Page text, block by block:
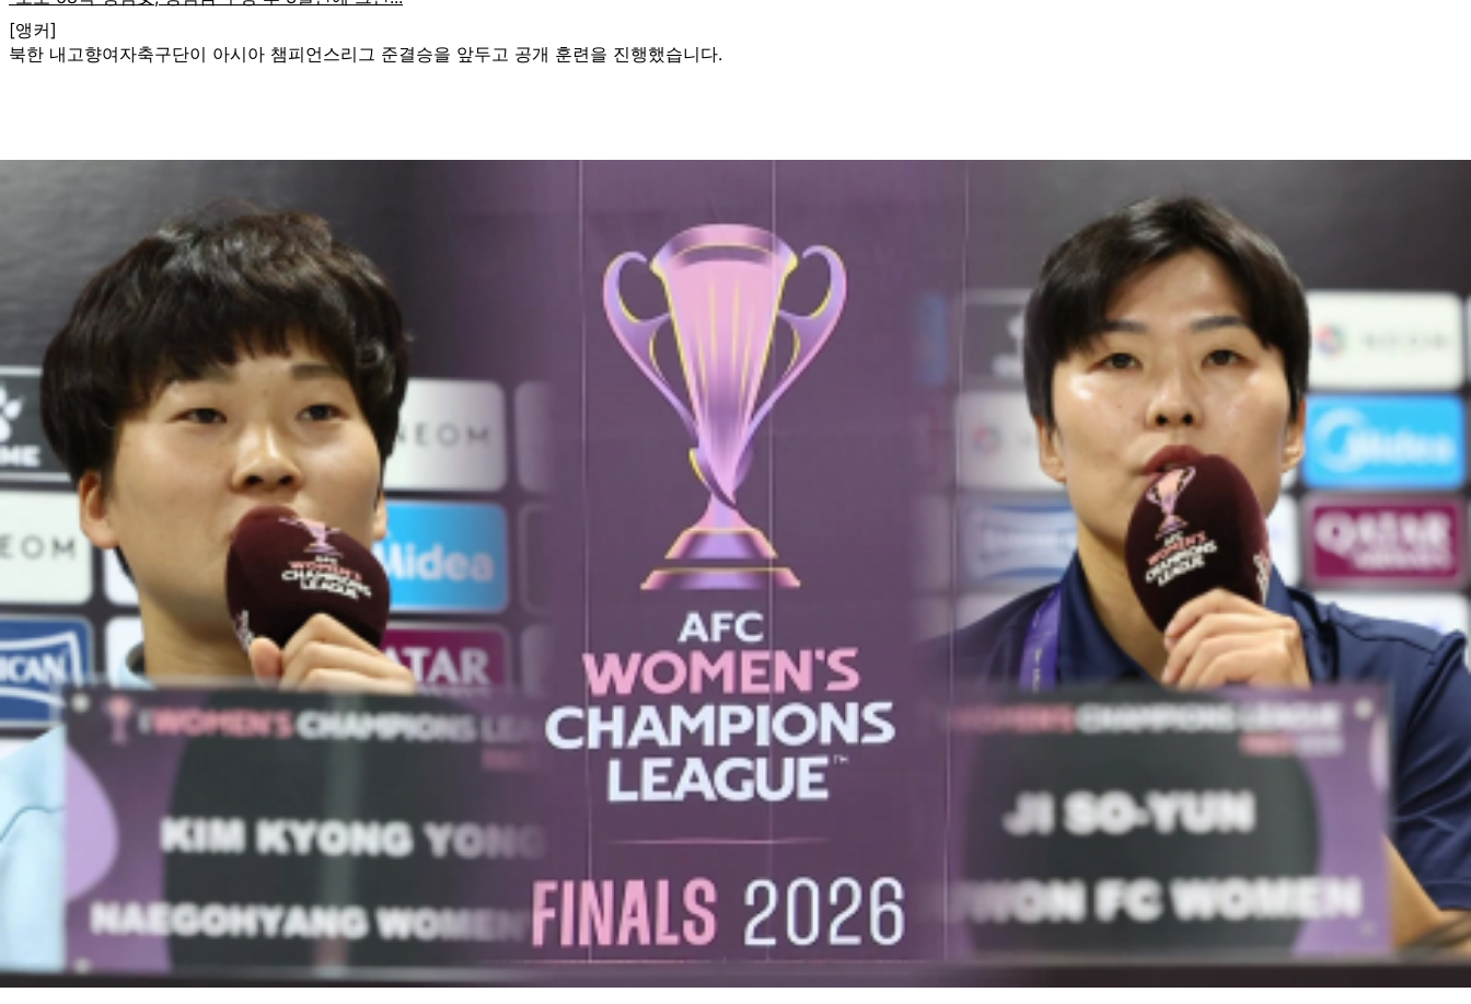
[앵커]
북한 내고향여자축구단이 아시아 챔피언스리그 준결승을 앞두고 공개 훈련을 진행했습니다.
기자회견을 통해선 오직 경기에만 집중하겠다고 밝혔는데, 상대인 수원FC 위민도 물러서지 않겠다는 각오입니다.
이대건 기자입니다.
[기자]
수원FC위민과 준결승을 앞둔 북한 내고향여자축구단이 공개 훈련을 진행했습니다.
국내외 많은 언론이 지켜보는 가운데 북한 선수들이 몸을 풀고 공을 주고받습니다.
북한 여자 축구 선수들이 우리나라에서 훈련하는 걸 공개한 건 12년 만이고, 북한 선수로는 8년 만입니다.
AFC 주관 공식 기자회견에도 참석했습니다.
많은 응원단이 올 것으로 예상되는데, 이에 개의치 않고 오직 경기에만 집중하겠다는 입장입니다.
[리유일 / 북한 내고향여자축구단 감독 : 응원단 문제는 저는 감독으로서 또 우리 팀 선수들이 상관할 문제는 아닙니다. 오직 경기에만 집중하겠습니다.]
[김경영 / 북한 내고향여자축구단 선수 : 인민들과 부모, 형제들의 믿음과 기대에 보답하기 위해 우리는 전력을 다할 것입니다.]
유독 많은 관심에 수원FC 위민도 부담이 있긴 건 사실입니다.
사실상의 북한 여자 대표팀이라 강력한 우승 후보로 꼽히지만 쉽게 물러서지 않겠다는 각오입니다.
[지소연 / 수원FC 위민 선수 : 북한 선수들이 경기를 하면 항상 거칠고 욕설도 많이 해요. 우리 선수들도 물러서지 않고 같이 욕하면 욕해주고 발로 차면 저희도 발로 차고….]
준결승 승자는 23일 같은 장소에서 결승전에 오릅니다.